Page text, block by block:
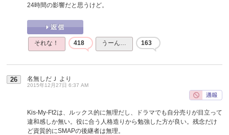
24時間の影響だと思うけど。
それな！ 418 うーん… 163
26 名無しだＪ より
2015年12月27日 6:37 AM
Kis-My-Ft2は、ルックス的に無理だし、ドラマでも自分売りが目立って
違和感しか無い。役に合う人格造りから勉強した方が良い。残念だけ
ど資質的にSMAPの後継者は無理。